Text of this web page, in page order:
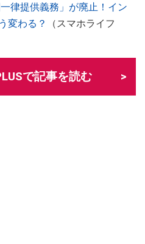
律提供義務」が廃止！イン
変わる？
（スマホライフ
で記事を読む